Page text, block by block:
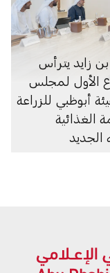
زايد يترأس
الأول لمجلس
أبوظبي للزراعة
الغذائية
الجديد